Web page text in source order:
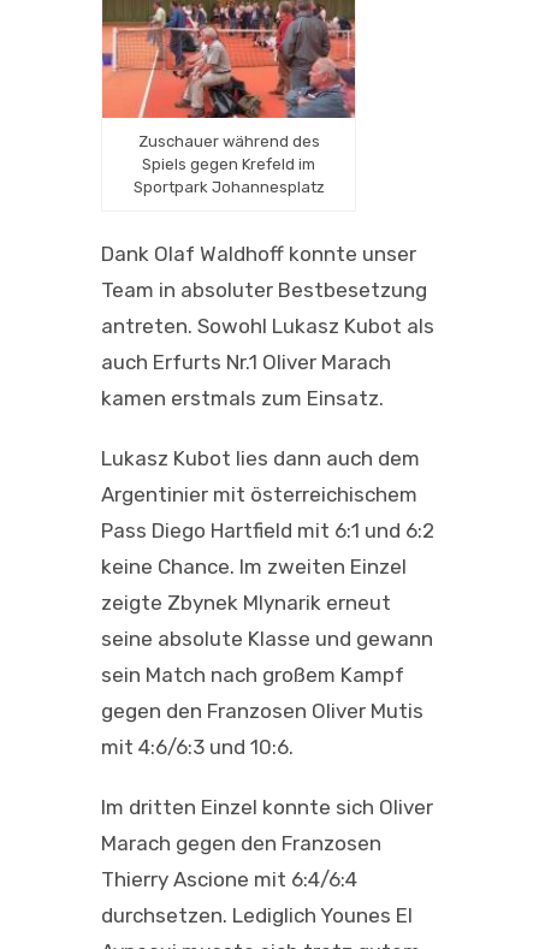
Zuschauer während des
Spiels gegen Krefeld im
Sportpark Johannesplatz
Dank Olaf Waldhoff konnte unser
Team in absoluter Bestbesetzung
antreten. Sowohl Lukasz Kubot als
auch Erfurts Nr.1 Oliver Marach
kamen erstmals zum Einsatz.
Lukasz Kubot lies dann auch dem
Argentinier mit österreichischem
Pass Diego Hartfield mit 6:1 und 6:2
keine Chance. Im zweiten Einzel
zeigte Zbynek Mlynarik erneut
seine absolute Klasse und gewann
sein Match nach großem Kampf
gegen den Franzosen Oliver Mutis
mit 4:6/6:3 und 10:6.
Im dritten Einzel konnte sich Oliver
Marach gegen den Franzosen
Thierry Ascione mit 6:4/6:4
durchsetzen. Lediglich Younes El